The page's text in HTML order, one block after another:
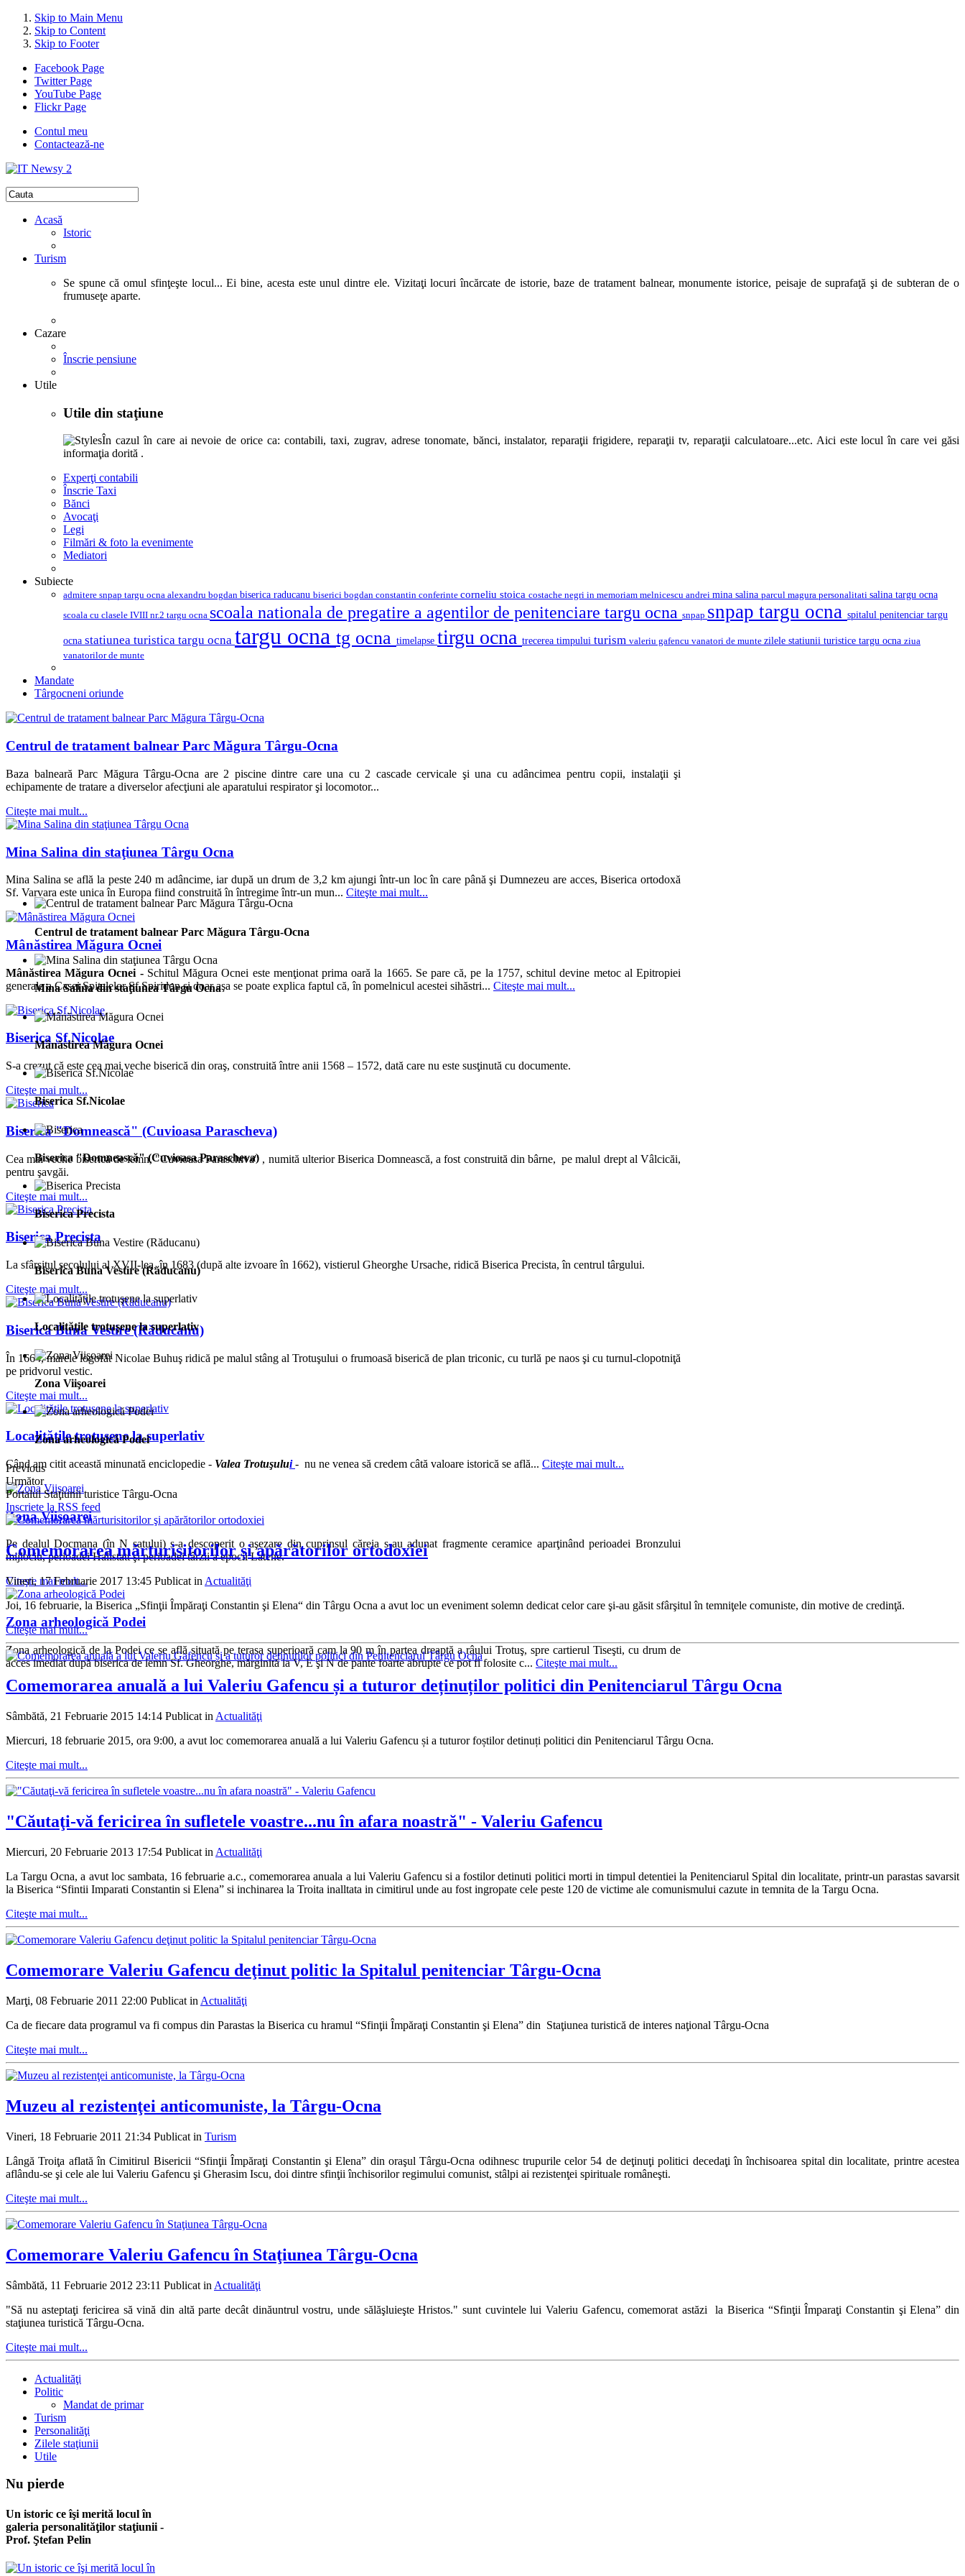
Skip to Main Menu
Skip to Content
Skip to Footer
Facebook Page
Twitter Page
YouTube Page
Flickr Page
Contul meu
Contactează-ne
Acasă
Istoric
Turism
Se spune că omul sfinţeşte locul... Ei bine, acesta este unul dintre ele. Vizitaţi locuri încărcate de istorie, baze de tratament balnear, monumente istorice, peisaje de suprafaţă şi de subteran de o
frumuseţe aparte.
Cazare
Înscrie pensiune
Utile
Utile din staţiune
În cazul în care ai nevoie de orice ca: contabili, taxi, zugrav, adrese tonomate, bănci, instalator, reparaţii frigidere, reparaţii tv, reparaţii calculatoare...etc. Aici este locul în care vei găsi
informaţia dorită .
Experţi contabili
Înscrie Taxi
Bănci
Avocaţi
Legi
Filmări & foto la evenimente
Mediatori
Subiecte
admitere snpap targu ocna alexandru bogdan biserica raducanu biserici bogdan constantin conferinte corneliu stoica costache negri in memoriam melnicescu andrei mina salina parcul magura personalitati salina targu ocna
scoala cu clasele IVIII nr.2 targu ocna scoala nationala de pregatire a agentilor de penitenciare targu ocna snpap snpap targu ocna spitalul penitenciar targu
ocna statiunea turistica targu ocna targu ocna tg ocna timelapse tirgu ocna trecerea timpului turism valeriu gafencu vanatori de munte zilele statiunii turistice targu ocna ziua
vanatorilor de munte
Mandate
Târgocneni oriunde
Centrul de tratament balnear Parc Măgura Târgu-Ocna
Baza balneară Parc Măgura Târgu-Ocna are 2 piscine dintre care una cu 2 cascade cervicale şi una cu adâncimea pentru copii, instalaţii şi
echipamente de tratare a diverselor afecţiuni ale aparatului respirator şi locomotor...
Citeşte mai mult...
Mina Salina din staţiunea Târgu Ocna
Mina Salina se află la peste 240 m adâncime, iar după un drum de 3,2 km ajungi într-un loc în care până şi Dumnezeu are acces, Biserica ortodoxă
Sf. Varvara este unica în Europa fiind construită în întregime într-un mun... Citeşte mai mult...
Mânăstirea Măgura Ocnei
Mânăstirea Măgura Ocnei - Schitul Măgura Ocnei este menţionat prima oară la 1665. Se pare că, pe la 1757, schitul devine metoc al Epitropiei
generale a Casei Spitalelor Sf.Spiridon şi doar aşa se poate explica faptul că, în pomelnicul acestei sihăstri... Citeşte mai mult...
Biserica Sf.Nicolae
S-a crezut că este cea mai veche biserică din oraş, construită între anii 1568 – 1572, dată care nu este susţinută cu documente.
Citeşte mai mult...
Biserica "Domnească" (Cuvioasa Parascheva)
Cea mai veche biserică de lemn, "Cuvioasa Paraschiva" , numită ulterior Biserica Domnească, a fost construită din bârne, pe malul drept al Vâlcicăi,
pentru şavgăi.
Citeşte mai mult...
Biserica Precista
La sfârşitul secolului al XVII-lea, în 1683 (după alte izvoare în 1662), vistierul Gheorghe Ursache, ridică Biserica Precista, în centrul târgului.
Citeşte mai mult...
Biserica Buna Vestire (Răducanu)
În 1664, marele logofăt Nicolae Buhuş ridică pe malul stâng al Trotuşului o frumoasă biserică de plan triconic, cu turlă pe naos şi cu turnul-clopotniţă
pe pridvorul vestic.
Citeşte mai mult...
Localităţile trotuşene la superlativ
Când am citit această minunată enciclopedie - Valea Trotuşului - nu ne venea să credem câtă valoare istorică se află... Citeşte mai mult...
Zona Viişoarei
Pe dealul Docmana (în N satului) s-a descoperit o aşezare din cuprinsul căreia s-au adunat fragmente ceramice aparţinând perioadei Bronzului
mijlociu, perioadei Hallstatt şi perioadei târzii a epocii Latene.
Citeşte mai mult...
Zona arheologică Podei
Zona arheologică de la Podei ce se află situată pe terasa superioară cam la 90 m în partea dreaptă a râului Trotuş, spre cartierul Tiseşti, cu drum de
acces imediat după biserica de lemn Sf. Gheorghe, mărginită la V, E şi N de pante foarte abrupte ce pot fi folosite c... Citeşte mai mult...
Centrul de tratament balnear Parc Măgura Târgu-Ocna
Mina Salina din staţiunea Târgu Ocna
Mânăstirea Măgura Ocnei
Biserica Sf.Nicolae
Biserica "Domnească" (Cuvioasa Parascheva)
Biserica Precista
Biserica Buna Vestire (Răducanu)
Localităţile trotuşene la superlativ
Zona Viişoarei
Zona arheologică Podei
Previous
Următor
Portalul Staţiunii turistice Târgu-Ocna
Inscriete la RSS feed
Comemorarea mărturisitorilor şi apărătorilor ortodoxiei
Vineri, 17 Februarie 2017 13:45 Publicat in Actualităţi
Joi, 16 februarie, la Biserica „Sfinţii Împăraţi Constantin şi Elena“ din Târgu Ocna a avut loc un eveniment solemn dedicat celor care şi-au găsit sfârşitul în temniţele comuniste, din motive de credinţă.
Citeşte mai mult...
Comemorarea anuală a lui Valeriu Gafencu și a tuturor deținuților politici din Penitenciarul Târgu Ocna
Sâmbătă, 21 Februarie 2015 14:14 Publicat in Actualităţi
Miercuri, 18 februarie 2015, ora 9:00, a avut loc comemorarea anuală a lui Valeriu Gafencu și a tuturor foștilor detinuți politici din Penitenciarul Târgu Ocna.
Citeşte mai mult...
"Căutaţi-vă fericirea în sufletele voastre...nu în afara noastră" - Valeriu Gafencu
Miercuri, 20 Februarie 2013 17:54 Publicat in Actualităţi
La Targu Ocna, a avut loc sambata, 16 februarie a.c., comemorarea anuala a lui Valeriu Gafencu si a fostilor detinuti politici morti in timpul detentiei la Penitenciarul Spital din localitate, printr-un parastas savarsit
la Biserica “Sfintii Imparati Constantin si Elena” si inchinarea la Troita inalltata in cimitirul unde au fost ingropate cele peste 120 de victime ale comunismului cazute in temnita de la Targu Ocna.
Citeşte mai mult...
Comemorare Valeriu Gafencu deţinut politic la Spitalul penitenciar Târgu-Ocna
Marţi, 08 Februarie 2011 22:00 Publicat in Actualităţi
Ca de fiecare data programul va fi compus din Parastas la Biserica cu hramul “Sfinţii Împăraţi Constantin şi Elena” din Staţiunea turistică de interes naţional Târgu-Ocna
Citeşte mai mult...
Muzeu al rezistenţei anticomuniste, la Târgu-Ocna
Vineri, 18 Februarie 2011 21:34 Publicat in Turism
Lângă Troiţa aflată în Cimitirul Bisericii “Sfinţii Împăraţi Constantin şi Elena” din oraşul Târgu-Ocna odihnesc trupurile celor 54 de deţinuţi politici decedaţi în închisoarea spital din localitate, printre acestea
aflându-se şi cele ale lui Valeriu Gafencu şi Gherasim Iscu, doi dintre sfinţii închisorilor regimului comunist, stâlpi ai rezistenţei spirituale româneşti.
Citeşte mai mult...
Comemorare Valeriu Gafencu în Staţiunea Târgu-Ocna
Sâmbătă, 11 Februarie 2012 23:11 Publicat in Actualităţi
"Să nu asteptaţi fericirea să vină din altă parte decât dinăuntrul vostru, unde sălăşluieşte Hristos." sunt cuvintele lui Valeriu Gafencu, comemorat astăzi la Biserica “Sfinţii Împaraţi Constantin şi Elena” din
staţiunea turistică Târgu-Ocna.
Citeşte mai mult...
Actualităţi
Politic
Mandat de primar
Turism
Personalităţi
Zilele staţiunii
Utile
Nu pierde
Un istoric ce îşi merită locul în
galeria personalităţilor staţiunii -
Prof. Ştefan Pelin